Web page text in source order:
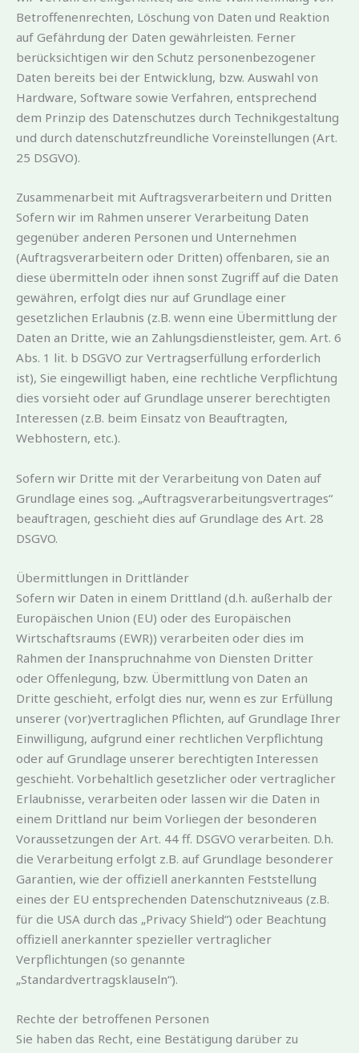
Betroffenenrechten, Löschung von Daten und Reaktion
auf Gefährdung der Daten gewährleisten. Ferner
berücksichtigen wir den Schutz personenbezogener
Daten bereits bei der Entwicklung, bzw. Auswahl von
Hardware, Software sowie Verfahren, entsprechend
dem Prinzip des Datenschutzes durch Technikgestaltung
und durch datenschutzfreundliche Voreinstellungen (Art.
25 DSGVO).
Zusammenarbeit mit Auftragsverarbeitern und Dritten
Sofern wir im Rahmen unserer Verarbeitung Daten
gegenüber anderen Personen und Unternehmen
(Auftragsverarbeitern oder Dritten) offenbaren, sie an
diese übermitteln oder ihnen sonst Zugriff auf die Daten
gewähren, erfolgt dies nur auf Grundlage einer
gesetzlichen Erlaubnis (z.B. wenn eine Übermittlung der
Daten an Dritte, wie an Zahlungsdienstleister, gem. Art. 6
Abs. 1 lit. b DSGVO zur Vertragserfüllung erforderlich
ist), Sie eingewilligt haben, eine rechtliche Verpflichtung
dies vorsieht oder auf Grundlage unserer berechtigten
Interessen (z.B. beim Einsatz von Beauftragten,
Webhostern, etc.).
Sofern wir Dritte mit der Verarbeitung von Daten auf
Grundlage eines sog. „Auftragsverarbeitungsvertrages“
beauftragen, geschieht dies auf Grundlage des Art. 28
DSGVO.
Übermittlungen in Drittländer
Sofern wir Daten in einem Drittland (d.h. außerhalb der
Europäischen Union (EU) oder des Europäischen
Wirtschaftsraums (EWR)) verarbeiten oder dies im
Rahmen der Inanspruchnahme von Diensten Dritter
oder Offenlegung, bzw. Übermittlung von Daten an
Dritte geschieht, erfolgt dies nur, wenn es zur Erfüllung
unserer (vor)vertraglichen Pflichten, auf Grundlage Ihrer
Einwilligung, aufgrund einer rechtlichen Verpflichtung
oder auf Grundlage unserer berechtigten Interessen
geschieht. Vorbehaltlich gesetzlicher oder vertraglicher
Erlaubnisse, verarbeiten oder lassen wir die Daten in
einem Drittland nur beim Vorliegen der besonderen
Voraussetzungen der Art. 44 ff. DSGVO verarbeiten. D.h.
die Verarbeitung erfolgt z.B. auf Grundlage besonderer
Garantien, wie der offiziell anerkannten Feststellung
eines der EU entsprechenden Datenschutzniveaus (z.B.
für die USA durch das „Privacy Shield“) oder Beachtung
offiziell anerkannter spezieller vertraglicher
Verpflichtungen (so genannte
„Standardvertragsklauseln“).
Rechte der betroffenen Personen
Sie haben das Recht, eine Bestätigung darüber zu